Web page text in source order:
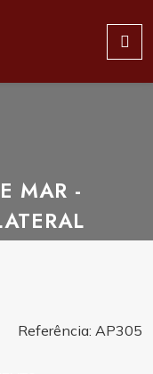
MAR -
Referência: AP305